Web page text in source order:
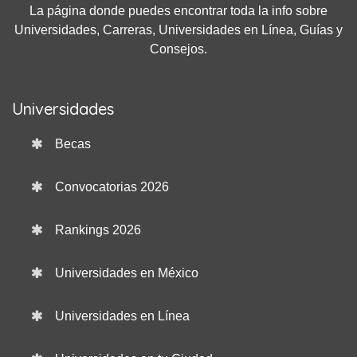
La página donde puedes encontrar toda la info sobre
Universidades, Carreras, Universidades en Línea, Guías y
Consejos.
Universidades
Becas
Convocatorias 2026
Rankings 2026
Universidades en México
Universidades en Línea